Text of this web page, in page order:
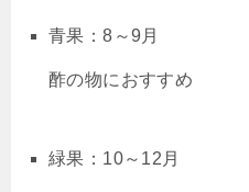
青果：8～9月
酢の物におすすめ
緑果：10～12月